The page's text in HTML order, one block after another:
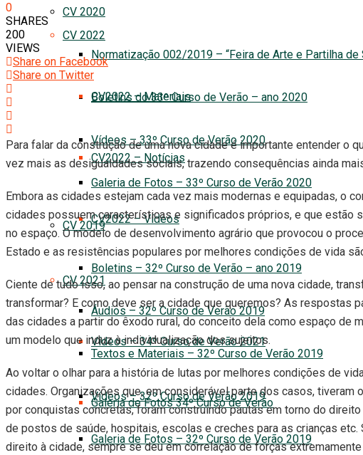
CV 2020
Normatização 002/2019 – “Feira de Arte e Partilha
Boletins do 33º Curso de Verão – ano 2020
Vídeos – 33º Curso de Verão 2020
Galeria de Fotos – 33º Curso de Verão 2020
CV 2019
Boletins – 32º Curso de Verão – ano 2019
Áudios – 32º Curso de Verão 2019
Textos e Materiais – 32º Curso de Verão 2019
Vídeos – 32º Curso de Verão 2019
Galeria de Fotos – 32º Curso de Verão 2019
CV 2022
CV2022 – Materiais
CV2022 – Notícias
CV2022 – Vídeos
CV 2021
Vídeos – 34º Curso de Verão 2021
Galeria de Fotos 34º Curso de Verão
0
SHARES
200
VIEWS
Share on Facebook
Share on Twitter
Para falar da construção de uma nova cidade é importante entender o
vez mais as desigualdades sociais, trazendo consequências ainda
Embora as cidades estejam cada vez mais modernas e equipadas, o
cidades possuem características e significados próprios, e que estão
no espaço. O modelo de desenvolvimento agrário que provocou o
Estado e as resistências populares por melhores condições de vida
Ciente de tudo isso, ao pensar na construção de uma nova cidade,
transformar? E como deve ser a cidade que queremos? As respostas
das cidades a partir do êxodo rural, do conceito dela como espaço de
um modelo que induz à individualização dos sujeitos.
Ao voltar o olhar para a história de lutas por melhores condições de
cidades. Organizações que, em considerável parte dos casos,
por conquistas concretas, foram construindo pautas em torno do
de postos de saúde, hospitais, escolas e creches para as crianças
direito à cidade, sempre se deu em correlação de forças